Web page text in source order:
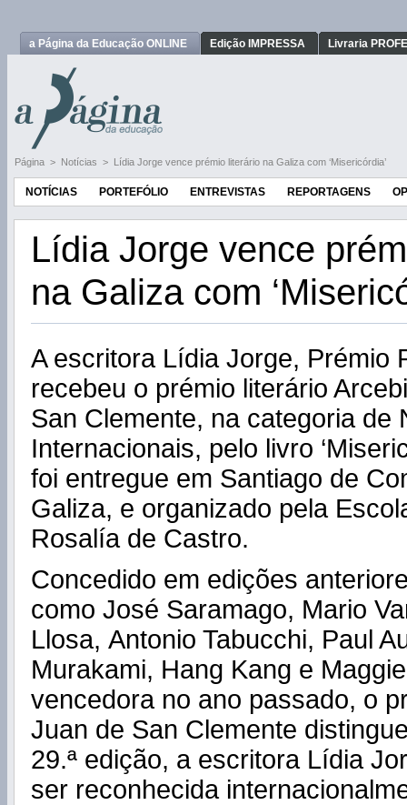
a Página da Educação ONLINE Edição IMPRESSA Livraria
Página > Notícias > Lídia Jorge vence prémio literário na Galiza com ‘Misericórdia’
NOTÍCIAS PORTEFÓLIO ENTREVISTAS REPORTAGENS
Lídia Jorge vence
na Galiza com
A escritora Lídia Jorge, Prémio
recebeu o prémio literário
San Clemente, na categoria de
Internacionais, pelo livro
foi entregue em Santiago de
Galiza, e organizado pela
Rosalía de Castro.
Concedido em edições
como José Saramago, Mario
Llosa, Antonio Tabucchi, Paul
Murakami, Hang Kang e
vencedora no ano passado, o
Juan de San Clemente
29.ª edição, a escritora Lídia
ser reconhecida